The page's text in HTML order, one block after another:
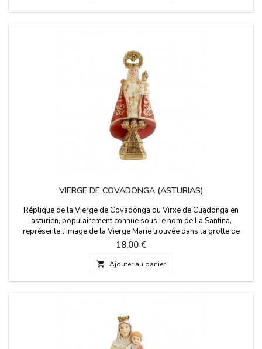
VIERGE DE COVADONGA (ASTURIAS)
Réplique de la Vierge de Covadonga ou Virxe de Cuadonga en
asturien, populairement connue sous le nom de La Santina,
représente l'image de la Vierge Marie trouvée dans la grotte de
Covadonga (Cangas de Onís) qui appartient à la Principauté des
Asturies. Il est livré dans une boîte en carton. Fabriqué en Espagne.
Mesure 12 cm de haut
Prix
18,00 €
 Ajouter au panier